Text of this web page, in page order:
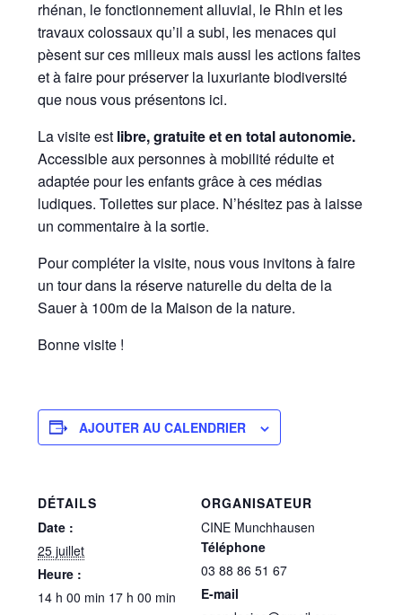
rhénan, le fonctionnement alluvial, le Rhin et les
travaux colossaux qu’il a subi, les menaces qui
pèsent sur ces milieux mais aussi les actions faites
et à faire pour préserver la luxuriante biodiversité
que nous vous présentons ici.
La visite est libre, gratuite et en total autonomie.
Accessible aux personnes à mobilité réduite et
adaptée pour les enfants grâce à ces médias
ludiques. Toilettes sur place. N’hésitez pas à laisse
un commentaire à la sortie.
Pour compléter la visite, nous vous invitons à faire
un tour dans la réserve naturelle du delta de la
Sauer à 100m de la Maison de la nature.
Bonne visite !
AJOUTER AU CALENDRIER
DÉTAILS
Date :
25 juillet
Heure :
14 h 00 min 17 h 00 min
ORGANISATEUR
CINE Munchhausen
Téléphone
03 88 86 51 67
E-mail